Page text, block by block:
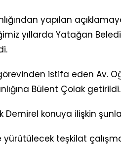
yapılan
yıllarda Yatağan
istifa eden Av.
Bülent Çolak getirildi.
Demirel konuya ilişkin
yürütülecek teşkilat